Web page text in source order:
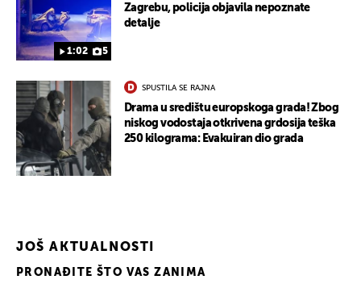
1:02 5
Zagrebu, policija objavila nepoznate
detalje
SPUSTILA SE RAJNA
Drama u središtu europskoga grada! Zbog
niskog vodostaja otkrivena grdosija teška
250 kilograma: Evakuiran dio grada
JOŠ AKTUALNOSTI
PRONAĐITE ŠTO VAS ZANIMA